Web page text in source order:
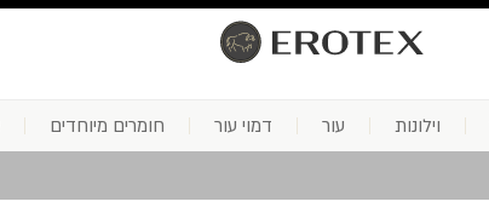
וילונות עור דמוי עור חומרים מיוחדים